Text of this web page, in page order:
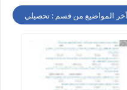
أخر المواضيع من قسم : تحصيلي